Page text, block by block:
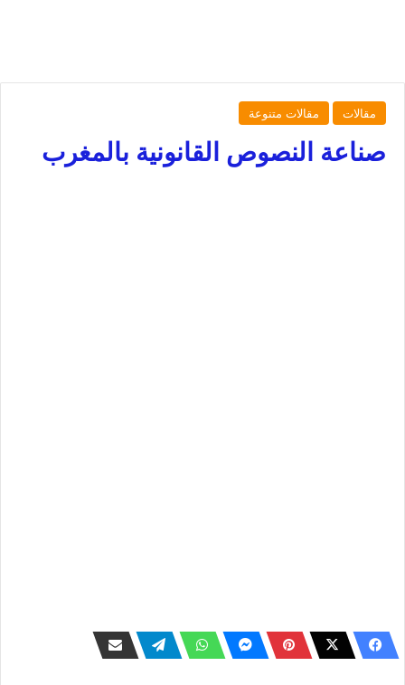
مقالات مقالات متنوعة
صناعة النصوص القانونية بالمغرب